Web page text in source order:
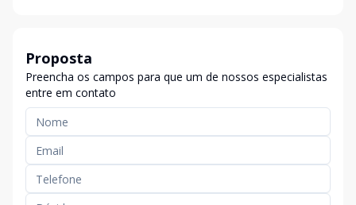
Proposta
Preencha os campos para que um de nossos especialistas
entre em contato